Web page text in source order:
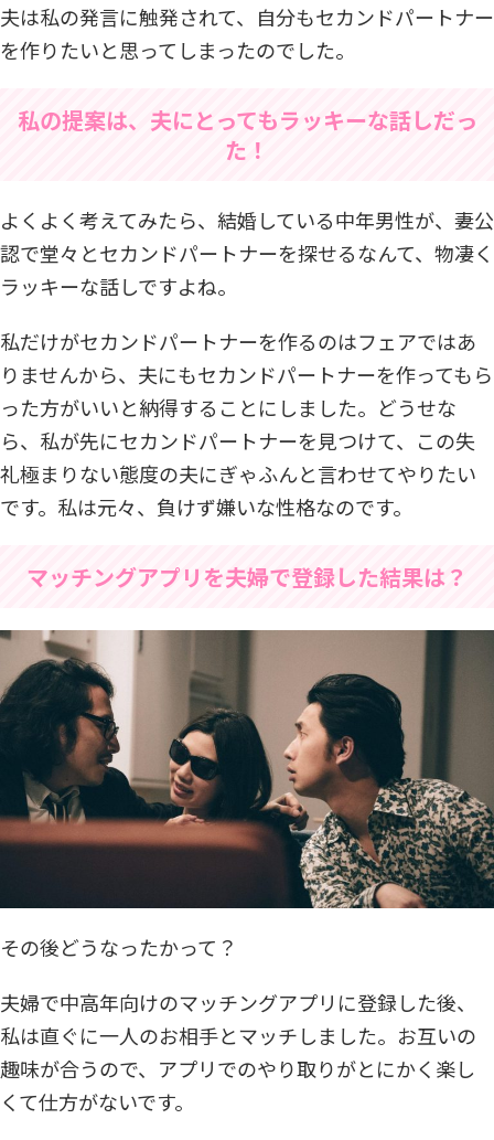
夫は私の発言に触発されて、自分もセカンドパートナー
を作りたいと思ってしまったのでした。
私の提案は、夫にとってもラッキーな話しだっ
た！
よくよく考えてみたら、結婚している中年男性が、妻公
認で堂々とセカンドパートナーを探せるなんて、物凄く
ラッキーな話しですよね。
私だけがセカンドパートナーを作るのはフェアではあ
りませんから、夫にもセカンドパートナーを作ってもら
った方がいいと納得することにしました。どうせな
ら、私が先にセカンドパートナーを見つけて、この失
礼極まりない態度の夫にぎゃふんと言わせてやりたい
です。私は元々、負けず嫌いな性格なのです。
マッチングアプリを夫婦で登録した結果は？
その後どうなったかって？
夫婦で中高年向けのマッチングアプリに登録した後、
私は直ぐに一人のお相手とマッチしました。お互いの
趣味が合うので、アプリでのやり取りがとにかく楽し
くて仕方がないです。